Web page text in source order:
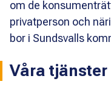
om de
privatperson och
bor i Sundsvalls
Våra tjänster